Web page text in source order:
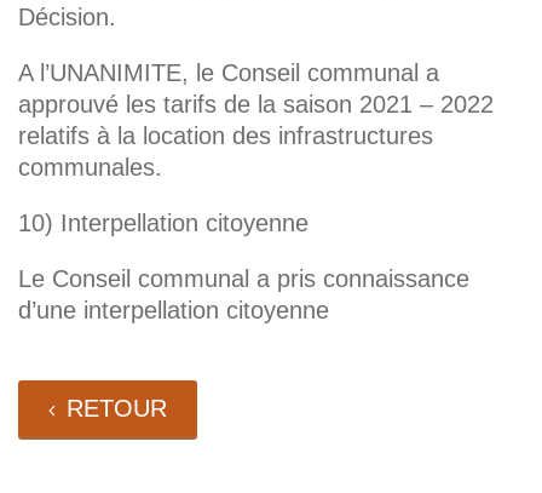
Décision.
A l’UNANIMITE, le Conseil communal a
approuvé les tarifs de la saison 2021 – 2022
relatifs à la location des infrastructures
communales.
10) Interpellation citoyenne
Le Conseil communal a pris connaissance
d’une interpellation citoyenne
RETOUR